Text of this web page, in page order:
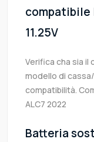
compatibile
11.25V
Verifica cha sia il
modello di
compatibilità.
ALC7 2022
Batteria